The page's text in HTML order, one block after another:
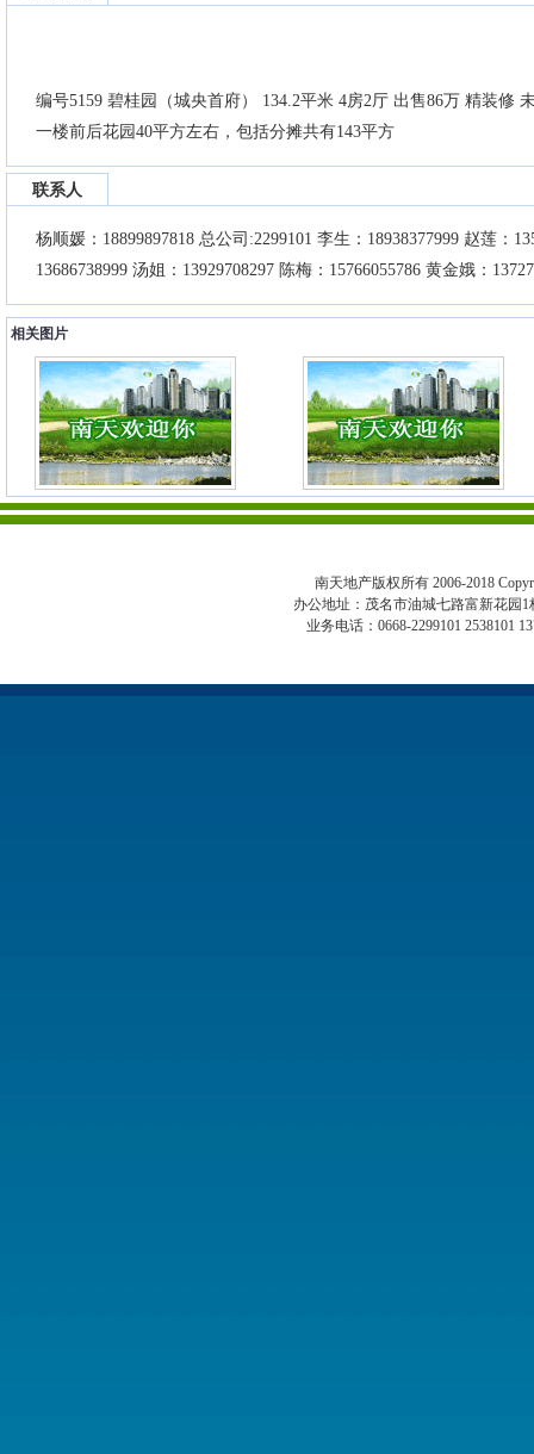
编号5159 碧桂园（城央首府） 134.2平米 4房2厅 出售86万 精装修
一楼前后花园40平方左右，包括分摊共有143平方
联系人
杨顺媛：18899897818 总公司:2299101 李生：18938377999 赵莲：
13686738999 汤姐：13929708297 陈梅：15766055786 黄金娥：
相关图片
南天地产版权所有 2006-2018
办公地址：茂名市油城七路富新花园
业务电话：0668-2299101 2538101